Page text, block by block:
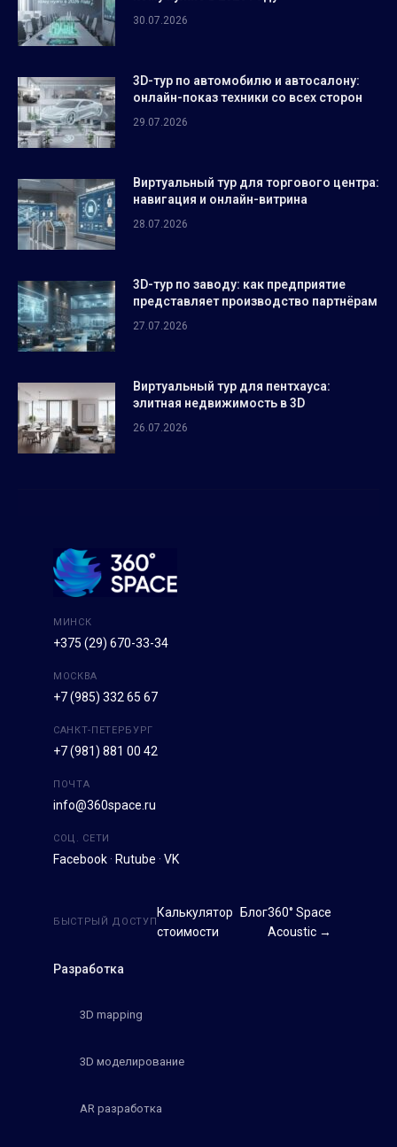
30.07.2026
3D-тур по автомобилю и автосалону:
онлайн-показ техники со всех сторон
29.07.2026
Виртуальный тур для торгового центра:
навигация и онлайн-витрина
28.07.2026
3D-тур по заводу: как предприятие
представляет производство партнёрам
27.07.2026
Виртуальный тур для пентхауса:
элитная недвижимость в 3D
26.07.2026
МИНСК
+375 (29) 670-33-34
МОСКВА
+7 (985) 332 65 67
САНКТ-ПЕТЕРБУРГ
+7 (981) 881 00 42
ПОЧТА
info@360space.ru
СОЦ. СЕТИ
Facebook · Rutube · VK
Разработка
3D mapping
3D моделирование
AR разработка
БЫСТРЫЙ ДОСТУП
Калькулятор
стоимости
Блог360° Space
Acoustic →